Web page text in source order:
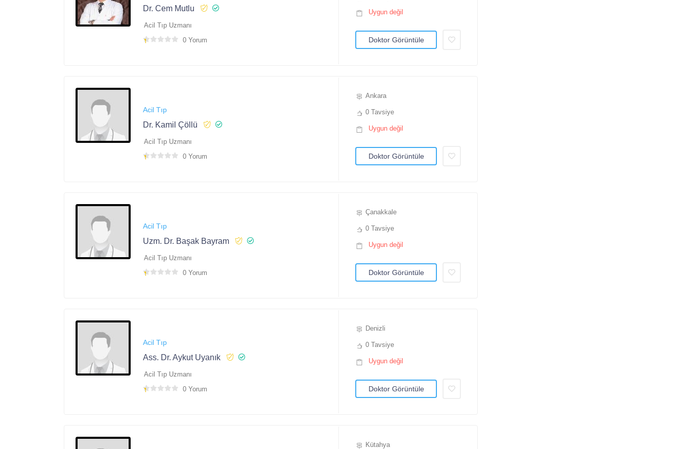
Dr. Cem Mutlu
Acil Tıp Uzmanı
0 Yorum
Uygun değil
Doktor Görüntüle
Acil Tıp
Dr. Kamil Çöllü
Acil Tıp Uzmanı
0 Yorum
Ankara
0 Tavsiye
Uygun değil
Doktor Görüntüle
Acil Tıp
Uzm. Dr. Başak Bayram
Acil Tıp Uzmanı
0 Yorum
Çanakkale
0 Tavsiye
Uygun değil
Doktor Görüntüle
Acil Tıp
Ass. Dr. Aykut Uyanık
Acil Tıp Uzmanı
0 Yorum
Denizli
0 Tavsiye
Uygun değil
Doktor Görüntüle
Kütahya